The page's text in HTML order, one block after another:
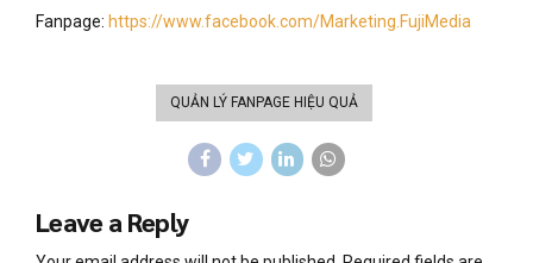
Fanpage: https://www.facebook.com/Marketing.FujiMedia
QUẢN LÝ FANPAGE HIỆU QUẢ
Leave a Reply